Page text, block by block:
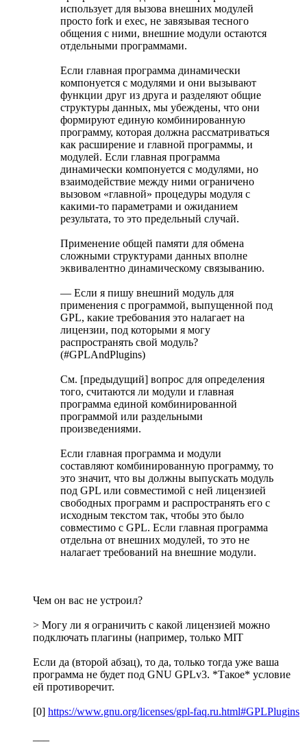
использует для вызова внешних модулей
просто fork и exec, не завязывая тесного
общения с ними, внешние модули остаются
отдельными программами.
Если главная программа динамически
компонуется с модулями и они вызывают
функции друг из друга и разделяют общие
структуры данных, мы убеждены, что они
формируют единую комбинированную
программу, которая должна рассматриваться
как расширение и главной программы, и
модулей. Если главная программа
динамически компонуется с модулями, но
взаимодействие между ними ограничено
вызовом «главной» процедуры модуля с
какими-то параметрами и ожиданием
результата, то это предельный случай.
Применение общей памяти для обмена
сложными структурами данных вполне
эквивалентно динамическому связыванию.
— Если я пишу внешний модуль для
применения с программой, выпущенной под
GPL, какие требования это налагает на
лицензии, под которыми я могу
распространять свой модуль?
(#GPLAndPlugins)
См. [предыдущий] вопрос для определения
того, считаются ли модули и главная
программа единой комбинированной
программой или раздельными
произведениями.
Если главная программа и модули
составляют комбинированную программу, то
это значит, что вы должны выпускать модуль
под GPL или совместимой с ней лицензией
свободных программ и распространять его с
исходным текстом так, чтобы это было
совместимо с GPL. Если главная программа
отдельна от внешних модулей, то это не
налагает требований на внешние модули.
Чем он вас не устроил?
> Могу ли я ограничить с какой лицензией можно
подключать плагины (например, только MIT
Если да (второй абзац), то да, только тогда уже ваша
программа не будет под GNU GPLv3. *Такое* условие
ей противоречит.
[0] https://www.gnu.org/licenses/gpl-faq.ru.html#GPLPlugins